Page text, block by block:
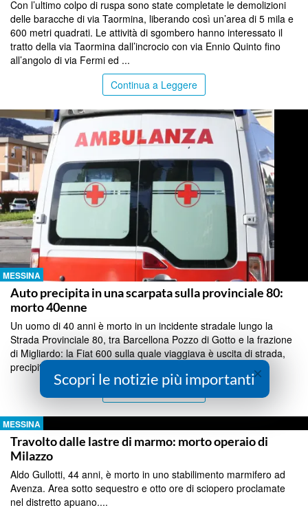
Con l’ultimo colpo di ruspa sono state completate le demolizioni
delle baracche di via Taormina, liberando così un’area di 5 mila e
600 metri quadrati. Le attività di sgombero hanno interessato il
tratto della via Taormina dall’incrocio con via Ennio Quinto fino
all’angolo di via Fermi ed ...
Continua a Leggere
MESSINA
Auto precipita in una scarpata sulla provinciale 80:
morto 40enne
Un uomo di 40 anni è morto in un incidente stradale lungo la
Strada Provinciale 80, tra Barcellona Pozzo di Gotto e la frazione
di Migliardo: la Fiat 600 sulla quale viaggiava è uscita di strada,
precipitando in una scarpata....
Continua a Leggere
MESSINA
Travolto dalle lastre di marmo: morto operaio di
Milazzo
Aldo Gullotti, 44 anni, è morto in uno stabilimento marmifero ad
Avenza. Area sotto sequestro e otto ore di sciopero proclamate
nel distretto apuano....
×
Scopri le notizie più importanti